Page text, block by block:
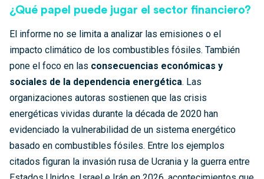
¿Qué papel puede jugar el sector financiero?
El informe no se limita a analizar las emisiones o el
impacto climático de los combustibles fósiles. También
pone el foco en las consecuencias económicas y
sociales de la dependencia energética. Las
organizaciones autoras sostienen que las crisis
energéticas vividas durante la década de 2020 han
evidenciado la vulnerabilidad de un sistema energético
basado en combustibles fósiles. Entre los ejemplos
citados figuran la invasión rusa de Ucrania y la guerra entre